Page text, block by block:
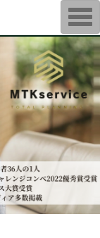
T
o
g
g
e
a
v
i
g
t
i
o